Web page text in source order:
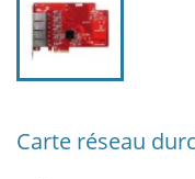
Carte réseau